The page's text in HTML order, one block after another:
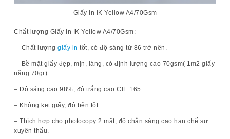
Giấy In IK Yellow A4/70Gsm
Chất lượng Giấy In IK Yellow A4/70Gsm:
– Chất lượng giấy in tốt, có độ sáng từ 86 trở nên.
– Bề mặt giấy đẹp, mịn, láng, có định lượng cao 70gsm( 1m2 giấy
nặng 70gr).
– Độ sáng cao 98%, độ trắng cao CIE 165.
– Không kẹt giấy, độ bền tốt.
– Thích hợp cho photocopy 2 mặt, độ chắn sáng cao hạn chế sự
xuyên thấu.